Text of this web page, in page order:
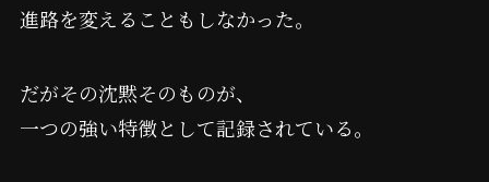
進路を変えることもしなかった。
だがその沈黙そのものが、
一つの強い特徴として記録されている。